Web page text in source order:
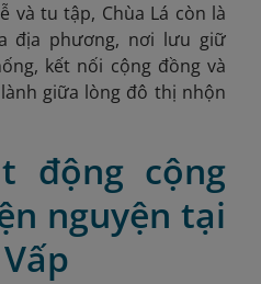
và tu tập, Chùa Lá còn là
địa phương, nơi lưu giữ
kết nối cộng đồng và
giữa lòng đô thị nhộn
động cộng
nguyện tại